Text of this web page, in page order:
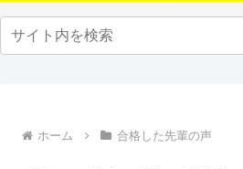
ホーム 合格した先輩の声